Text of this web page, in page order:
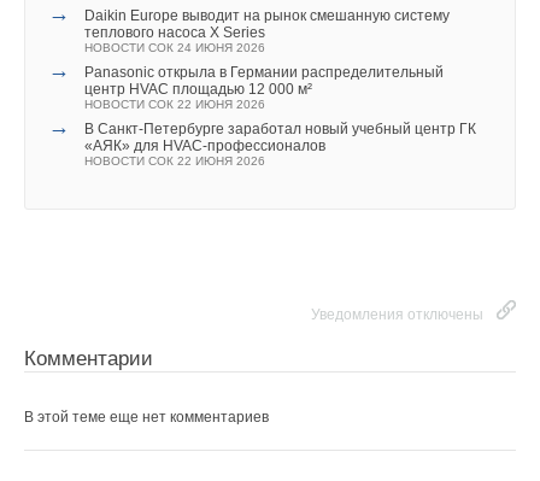
→
Daikin Europe выводит на рынок смешанную систему
теплового насоса X Series
НОВОСТИ СОК 24 ИЮНЯ 2026
→
Panasonic открыла в Германии распределительный
центр HVAC площадью 12 000 м²
НОВОСТИ СОК 22 ИЮНЯ 2026
→
В Санкт-Петербурге заработал новый учебный центр ГК
«АЯК» для HVAC-профессионалов
НОВОСТИ СОК 22 ИЮНЯ 2026
Уведомления отключены
Комментарии
В этой теме еще нет комментариев
Добавить комментарий
Ваше имя *
Ваш E-mail *